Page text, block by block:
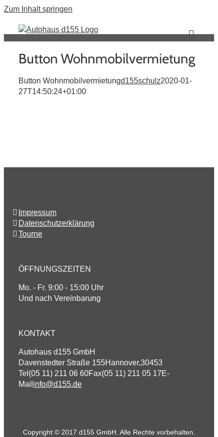
Zum Inhalt springen
Button Wohnmobilvermietung
Button Wohnmobilvermietungd155schulz2020-01-
27T14:50:24+01:00
Impressum
Datenschutzerklärung
Tourne
ÖFFNUNGSZEITEN
Mo. - Fr. 9:00 - 15:00 Uhr
Und nach Vereinbarung
KONTAKT
Autohaus d155 GmbH
Davenstedter Straße 155Hannover,30453
Tel (05 11) 211 06 60Fax(05 11) 211 05 17E-
Mail info@d155.de
Copyright © 2017 d155 GmbH. Alle Rechte vorbehalten.